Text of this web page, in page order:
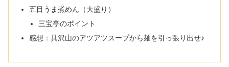
五目うま煮めん（大盛り）
三宝亭のポイント
感想：具沢山のアツアツスープから麺を引っ張り出せ♪